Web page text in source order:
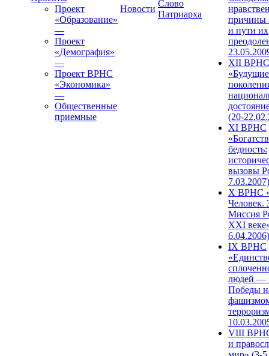
Проект
«Образование»
—
Проект
«Демография»
—
Проект ВРНС
«Экономика»
—
Общественные
приемные
Новости
Слово
Патриарха
причины
и пути их
XII ВРНС
«Будущие
(20-
XI ВРНС
бедность:
вызовы
7.03.2007)
X ВРНС
Человек.
Миссия
XXI
6.04.2006)
IX ВРНС
людей —
Победы
VIII
и